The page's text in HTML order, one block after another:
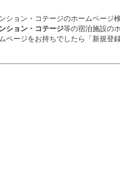
ション・コテージのホームページ
ション・コテージ等の宿泊施設の
ページをお持ちでしたら「新規登